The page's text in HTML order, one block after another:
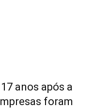
anos após a
foram